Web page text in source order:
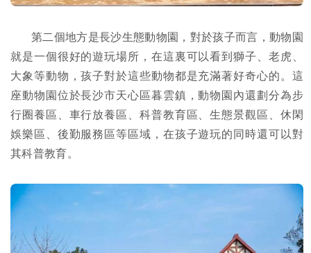
第二個地方是長沙生態動物園，對於孩子而言，動物園
就是一個很好的遊玩場所，在這裏可以看到獅子、老虎、
大象等動物，孩子對於這些動物都是充滿著好奇心的。這
座動物園位於長沙市天心區暮雲鎮，動物園內還劃分為步
行圈養區、車行放養區、科普教育區、生態景觀區、休閑
娛樂區、後勤服務區等區域，在孩子遊玩的同時還可以對
其科普教育。